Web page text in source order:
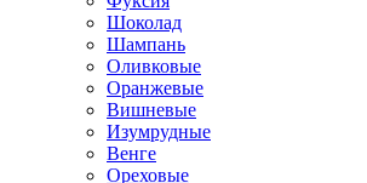
Шоколад
Шампань
Оливковые
Оранжевые
Вишневые
Изумрудные
Венге
Ореховые